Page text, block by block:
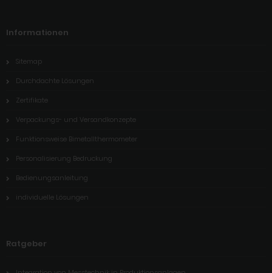
Informationen
Sitemap
Durchdachte Lösungen
Zertifikate
Verpackungs- und Versandkonzepte
Funktionsweise Bimetallthermometer
Personalisierung Bedruckung
Bedienungsanleitung
individuelle Lösungen
Ratgeber